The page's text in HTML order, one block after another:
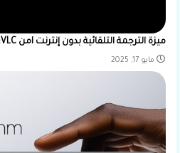
ميزة الترجمة التلقائية بدون إنترنت lمن VLC: نقلة نوعية في تجربة المشاهدة
مايو 17, 2025